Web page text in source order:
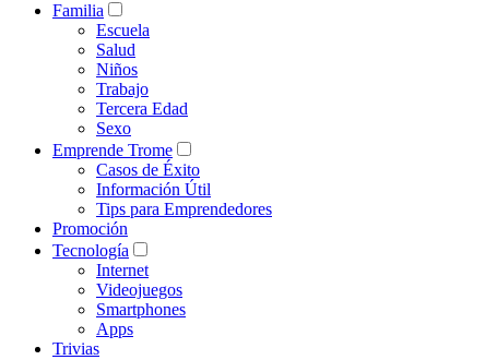
Familia
Escuela
Salud
Niños
Trabajo
Tercera Edad
Sexo
Emprende Trome
Casos de Éxito
Información Útil
Tips para Emprendedores
Promoción
Tecnología
Internet
Videojuegos
Smartphones
Apps
Trivias